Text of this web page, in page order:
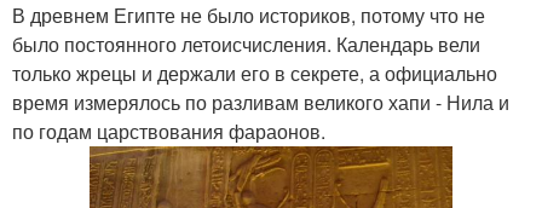
В древнем Египте не было историков, потому что не
было постоянного летоисчисления. Календарь вели
только жрецы и держали его в секрете, а официально
время измерялось по разливам великого хапи - Нила и
по годам царствования фараонов.